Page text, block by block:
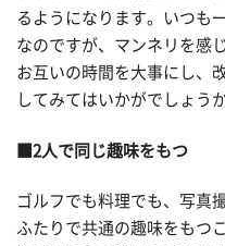
るようになります。いつも
なのですが、マンネリを感
お互いの時間を大事にし、
してみてはいかがでしょうか
■2人で同じ趣味をもつ
ゴルフでも料理でも、写真
ふたりで共通の趣味をもつ